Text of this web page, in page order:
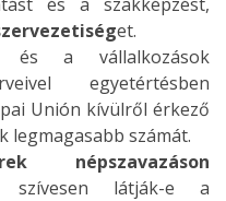
et.
és a vállalkozások
egyetértésben
Unión kívülről érkező
legmagasabb számát.
népszavazáson
látják-e a